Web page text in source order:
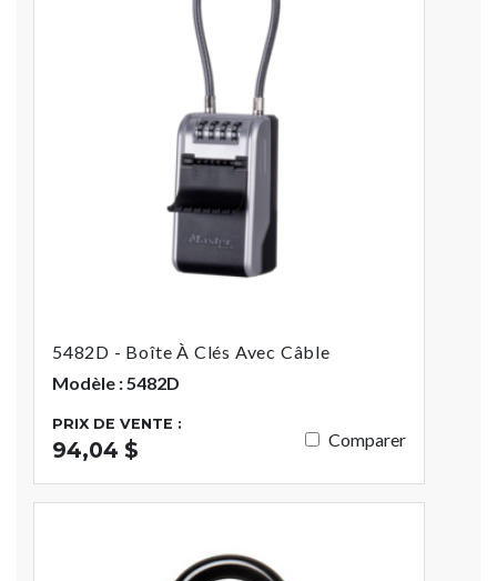
5482D - Boîte À Clés Avec Câble
Modèle : 5482D
PRIX DE VENTE :
94,04 $ Comparer